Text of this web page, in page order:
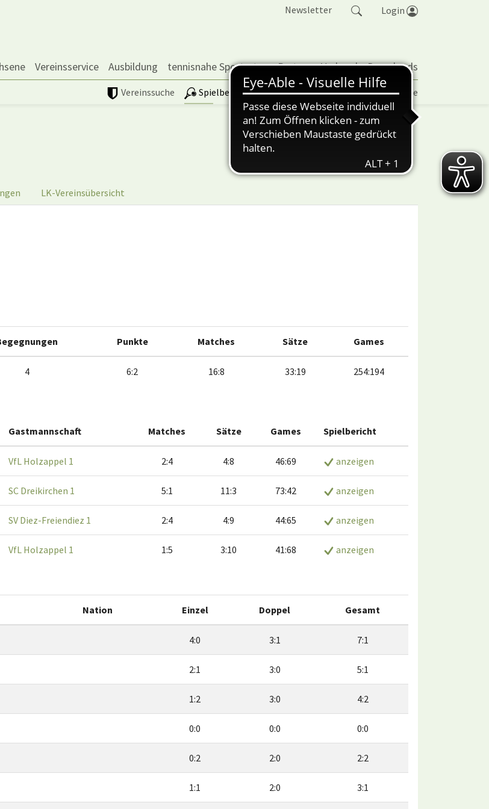
Newsletter Login
Vereinsservice Ausbildung tennisnahe Sportarten Partner Verband Downloads
Vereinssuche Spielbetrieb | TORP Vereinspokal Turniere
LK-Vereinsübersicht
Punkte Matches Sätze Games
4 6:2 16:8 33:19 254:194
Gastmannschaft Matches Sätze Games Spielbericht
VfL Holzappel 1 2:4 4:8 46:69 anzeigen
SC Dreikirchen 1 5:1 11:3 73:42 anzeigen
SV Diez-Freiendiez 1 2:4 4:9 44:65 anzeigen
VfL Holzappel 1 1:5 3:10 41:68 anzeigen
Nation Einzel Doppel Gesamt
4:0 3:1 7:1
2:1 3:0 5:1
1:2 3:0 4:2
0:0 0:0 0:0
0:2 2:0 2:2
1:1 2:0 3:1